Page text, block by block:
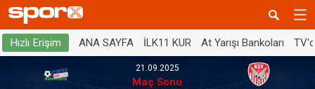
Hızlı Erişim ANA SAYFA İLK11 KUR At Yarışı Bankoları
21.09.2025
Maç Sonu